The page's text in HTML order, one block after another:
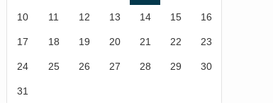
10 11 12 13 14 15 16
17 18 19 20 21 22 23
24 25 26 27 28 29 30
31